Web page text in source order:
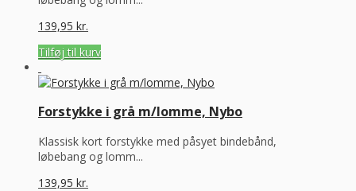
139,95 kr.
Tilføj til kurv
Forstykke i grå m/lomme, Nybo
Klassisk kort forstykke med påsyet bindebånd,
løbebang og lomm...
139,95 kr.